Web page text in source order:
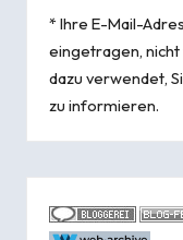
* Ihre E-Mail-
eingetragen,
dazu verwendet,
zu informieren.